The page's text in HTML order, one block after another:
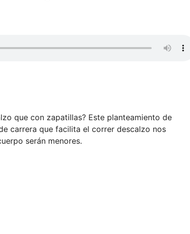
que con zapatillas? Este planteamiento de
carrera que facilita el correr descalzo nos
serán menores.